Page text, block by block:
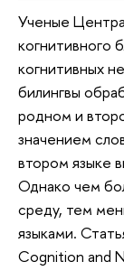
Ученые
когнитивного
когнитивных
билингвы
родном и
значением
втором языке
Однако чем
среду, тем
языками.
Cognition and